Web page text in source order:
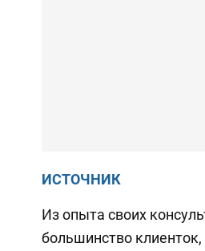
ИСТОЧНИК
Из опыта своих
большинство